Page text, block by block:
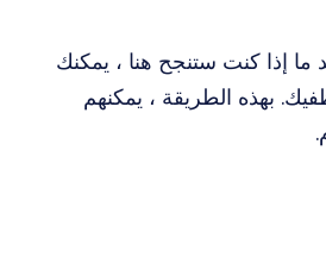
إذا كنت ستنجح هنا ، يمكنك
بهذه الطريقة ، يمكنهم